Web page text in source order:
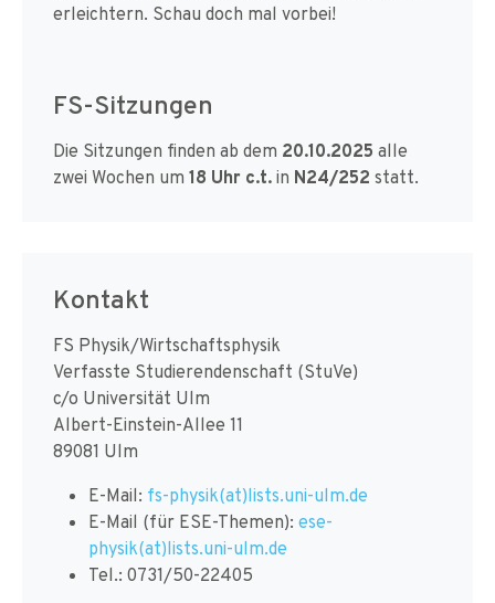
erleichtern. Schau doch mal vorbei!
FS-Sitzungen
Die Sitzungen finden ab dem 20.10.2025 alle
zwei Wochen um 18 Uhr c.t.in N24/252 statt.
Kontakt
FS Physik/Wirtschaftsphysik
Verfasste Studierendenschaft (StuVe)
c/o Universität Ulm
Albert-Einstein-Allee 11
89081 Ulm
E-Mail: fs-physik(at)lists.uni-ulm.de
E-Mail (für ESE-Themen): ese-
physik(at)lists.uni-ulm.de
Tel.: 0731/50-22405